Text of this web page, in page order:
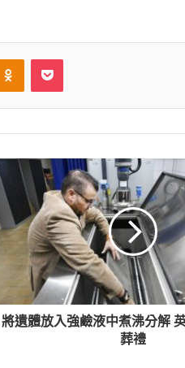
將遺體放入強鹼液中煮沸分解
葬禮